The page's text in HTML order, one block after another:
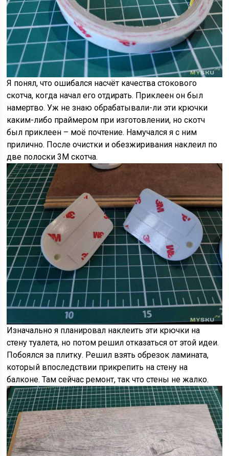
Я понял, что ошибался насчёт качества стокового
скотча, когда начал его отдирать. Приклеен он был
намертво. Уж не знаю обрабатывали-ли эти крючки
каким-либо праймером при изготовлении, но скотч
был приклеен – моё почтение. Намучался я с ним
прилично. После очистки и обезжиривания наклеил по
две полоски 3М скотча.
Изначально я планировал наклеить эти крючки на
стену туалета, но потом решил отказаться от этой идеи.
Побоялся за плитку. Решил взять обрезок ламината,
который впоследствии прикрепить на стену на
балконе. Там сейчас ремонт, так что стены не жалко.